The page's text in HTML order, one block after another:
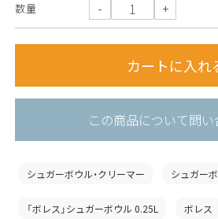
数量
この商品について問い
シュガーボウル・クリーマー シュガー
「ボレス」シュガーボウル 0.25L ボレス